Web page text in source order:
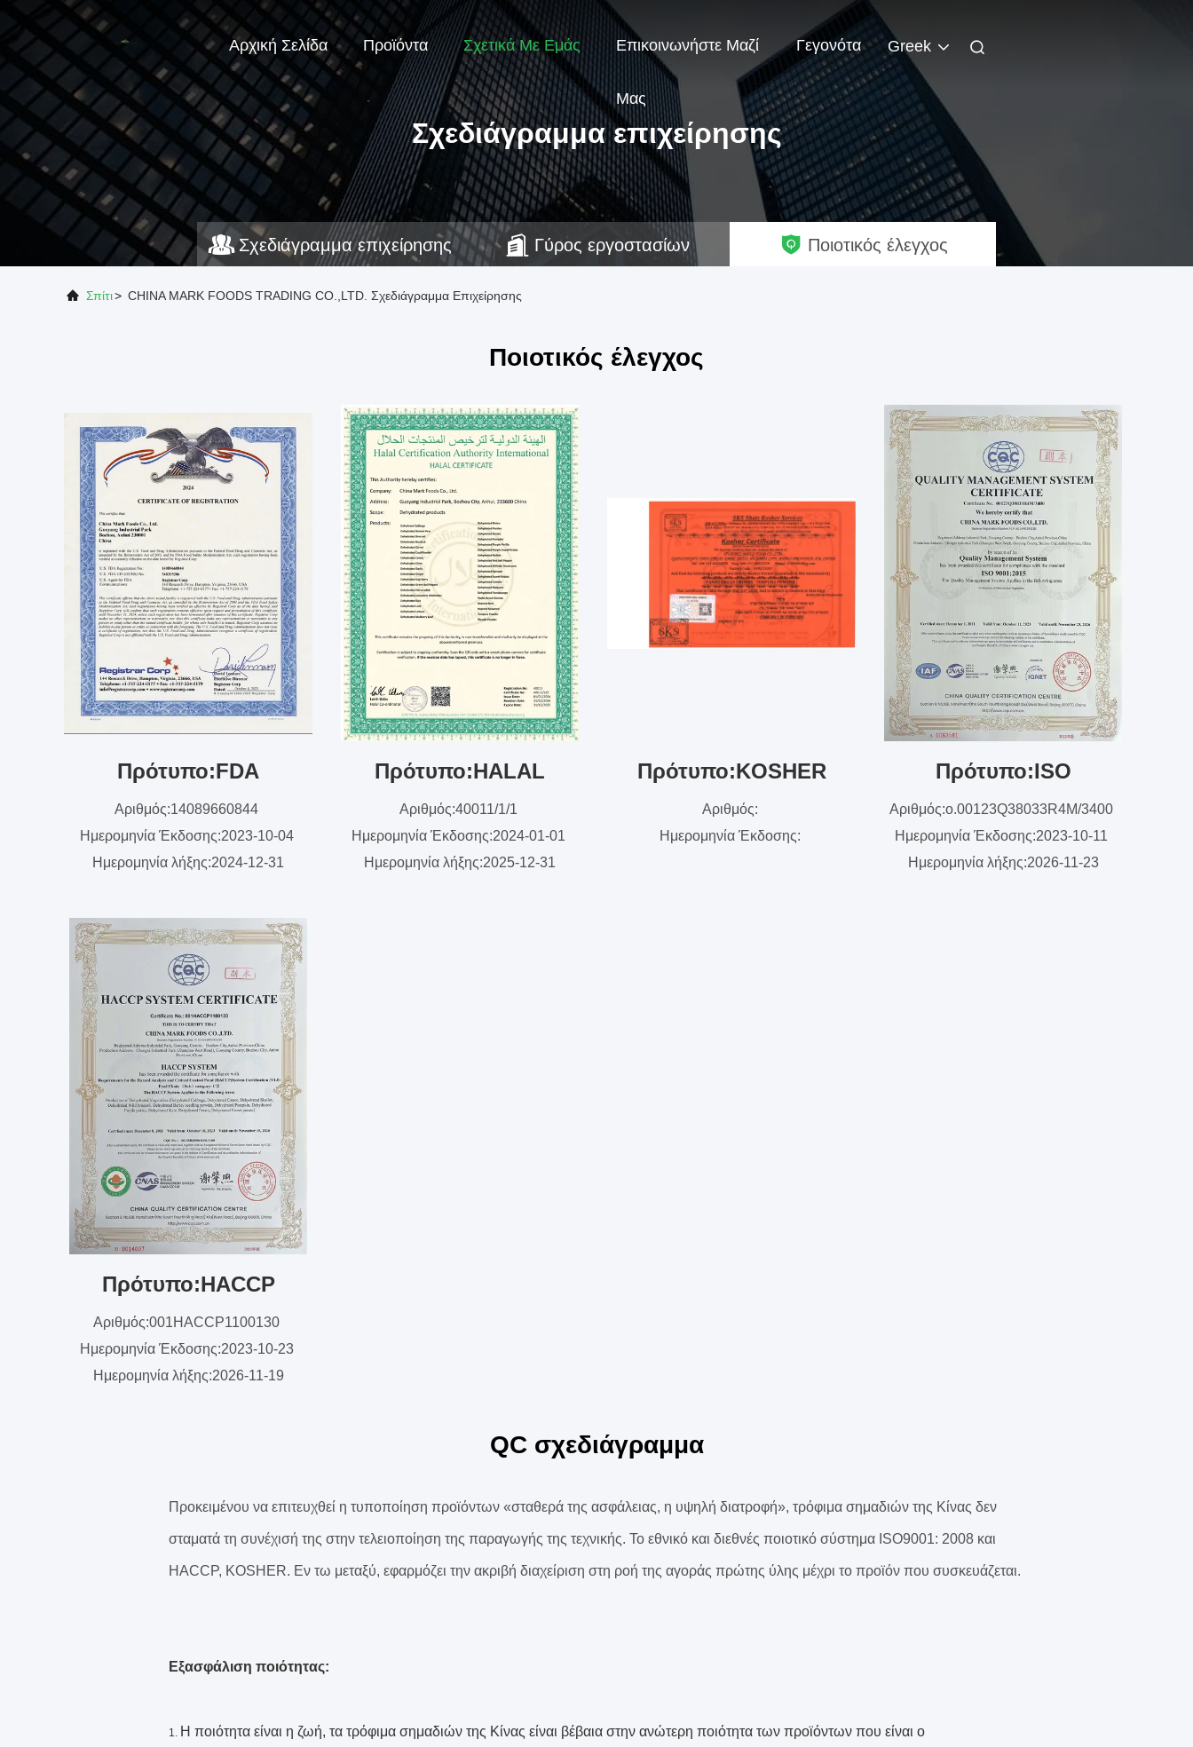
Αρχική Σελίδα Προϊόντα Σχετικά Με Εμάς Επικοινωνήστε Μαζί
Μας
Γεγονότα Greek
Σχεδιάγραμμα επιχείρησης
Σχεδιάγραμμα επιχείρησης Γύρος εργοστασίων Ποιοτικός έλεγχος
Σπίτι> CHINA MARK FOODS TRADING CO.,LTD. Σχεδιάγραμμα Επιχείρησης
Ποιοτικός έλεγχος
Πρότυπο:FDA
Αριθμός:14089660844
Ημερομηνία Έκδοσης:2023-10-04
Ημερομηνία λήξης:2024-12-31
Πρότυπο:HALAL
Αριθμός:40011/1/1
Ημερομηνία Έκδοσης:2024-01-01
Ημερομηνία λήξης:2025-12-31
Πρότυπο:KOSHER
Αριθμός:
Ημερομηνία Έκδοσης:
Πρότυπο:ISO
Αριθμός:o.00123Q38033R4M/3400
Ημερομηνία Έκδοσης:2023-10-11
Ημερομηνία λήξης:2026-11-23
Πρότυπο:HACCP
Αριθμός:001HACCP1100130
Ημερομηνία Έκδοσης:2023-10-23
Ημερομηνία λήξης:2026-11-19
QC σχεδιάγραμμα
Προκειμένου να επιτευχθεί η τυποποίηση προϊόντων «σταθερά της ασφάλειας, η υψηλή διατροφή», τρόφιμα σημαδιών της Κίνας δεν
σταματά τη συνέχισή της στην τελειοποίηση της παραγωγής της τεχνικής. Το εθνικό και διεθνές ποιοτικό σύστημα ISO9001: 2008 και
HACCP, KOSHER. Εν τω μεταξύ, εφαρμόζει την ακριβή διαχείριση στη ροή της αγοράς πρώτης ύλης μέχρι το προϊόν που συσκευάζεται.
Εξασφάλιση ποιότητας:
1. Η ποιότητα είναι η ζωή, τα τρόφιμα σημαδιών της Κίνας είναι βέβαια στην ανώτερη ποιότητα των προϊόντων που είναι ο